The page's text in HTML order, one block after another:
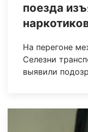
поезда
На перегоне
Селезни
выявили